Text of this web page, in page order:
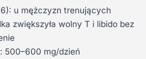
u mężczyzn trenujących
zwiększyła wolny T i libido bez
500–600 mg/dzień